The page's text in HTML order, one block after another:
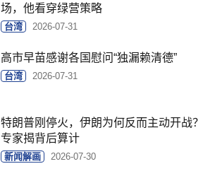
场，他看穿绿营策略
台湾 2026-07-31
高市早苗感谢各国慰问“独漏赖清德”
台湾 2026-07-31
特朗普刚停火，伊朗为何反而主动开战？
专家揭背后算计
新闻解画 2026-07-30